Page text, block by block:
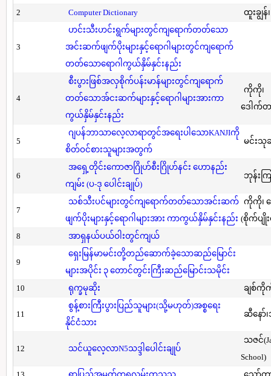
2
Computer Dictionary ထူးချွန်
3
ဟင်းသီးဟင်းရွက်များတွင်ကျရောက်တတ်သော
အင်းဆက်ဖျက်ပိုးများနှင့်ရောဂါများတွင်ကျရောက်
တတ်သောရောဂါကွယ်နှိမ်နှင်းနည်း
4
စီးပွားဖြစ်အလှစိုက်ပန်းမာန်များတွင်ကျရောက်
တတ်သောအ်ငးဆက်များနှင့်ရောဂါများအားကာ
ကွယ်နှိမ်နှင်းနည်း
ကိုကို၊
ဒေါက်တ
5
ဂျပန်ဘာသာလေ့လာရာတွင်အရေးပါသောKANJIကို
စိတ်ဝင်စားသူများအတွက်
မင်းသုခ
6
အရှေ့တိုင်းကောဇာဂြိုဟ်စီးဂြိုဟ်နင်း ဟောနည်း
ကျမ်း (ပ-ဒု ပေါင်းချုပ်)
ဘုန်းက
7
သစ်သီးပင်များတွင်ကျရောက်တတ်သောအင်းဆက်
ဖျက်ပိုးများနှင့်ရောဂါများအား ကာကွယ်နှိမ်နှင်းနည်း
ကိုကို၊
(စိုက်ပျိုး
8
အာရှနယ်ပယ်ဝါးတွင်ကျယ်
9
ရှေးမြန်မာမင်းတို့တည်ဆောက်ခဲ့သောဆည်မြောင်း
များအပိုင်း ၃ တောင်တွင်းကြီးဆည်မြောင်းသမိုင်း
10
ရုက္ခမုဆိုး ချစ်ကို
11
စွန့်စားကြီးပွားပြည်သူများ(သို့မဟုတ်)အစ္စရေး
နိုင်ငံသား
ဆီနော်၊
12 သင်ယူလေ့လာN5သဒ္ဒါပေါင်းချုပ်
သဇင်
School)